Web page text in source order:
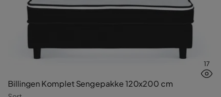
17
Billingen Komplet Sengepakke 120x200 cm